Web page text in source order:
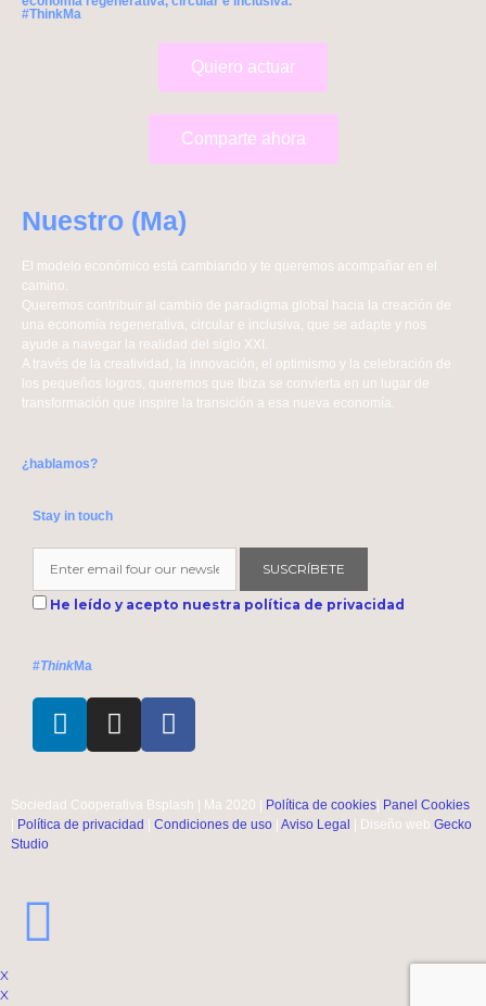
#ThinkMa
Quiero actuar
Comparte ahora
Nuestro (Ma)
El modelo económico está cambiando y te queremos acompañar en el
camino.
Queremos contribuir al cambio de paradigma global hacia la creación de
una economía regenerativa, circular e inclusiva, que se adapte y nos
ayude a navegar la realidad del siglo XXI.
A través de la creatividad, la innovación, el optimismo y la celebración de
los pequeños logros, queremos que Ibiza se convierta en un lugar de
transformación que inspire la transición a esa nueva economía.
¿hablamos?
Stay in touch
SUSCRÍBETE
He leído y acepto nuestra política de privacidad
#ThinkMa
Sociedad Cooperativa Bsplash | Ma 2020 | Política de cookies| Panel Cookies
| Política de privacidad | Condiciones de uso | Aviso Legal | Diseño web Gecko
Studio
X
X